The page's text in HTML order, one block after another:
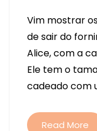
Vim mostrar
de sair do
Alice, com a
Ele tem o
cadeado com
Read More